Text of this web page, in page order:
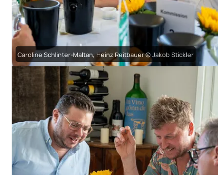
Caroline Schlinter-Maltan, Heinz Reitbauer © Jakob Stickler